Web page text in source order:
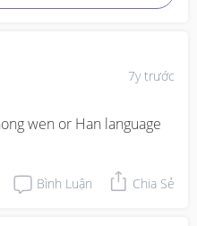
7y trước
wen or Han language
Bình Luận Chia Sẻ